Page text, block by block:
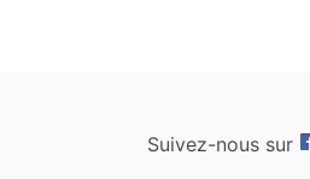
Suivez-nous sur